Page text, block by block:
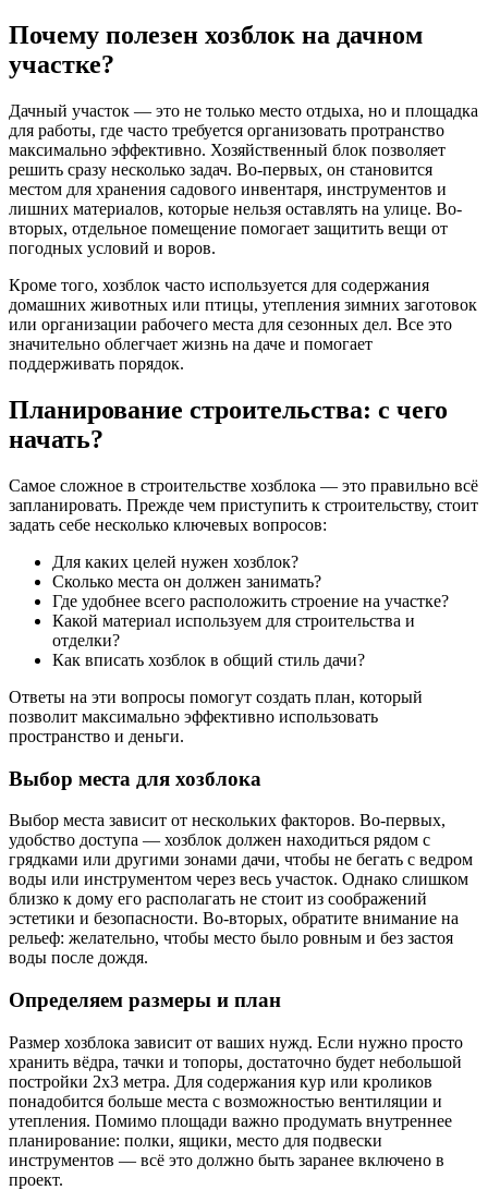
Почему полезен хозблок на дачном
участке?
Дачный участок — это не только место отдыха, но и площадка
для работы, где часто требуется организовать протранство
максимально эффективно. Хозяйственный блок позволяет
решить сразу несколько задач. Во-первых, он становится
местом для хранения садового инвентаря, инструментов и
лишних материалов, которые нельзя оставлять на улице. Во-
вторых, отдельное помещение помогает защитить вещи от
погодных условий и воров.
Кроме того, хозблок часто используется для содержания
домашних животных или птицы, утепления зимних заготовок
или организации рабочего места для сезонных дел. Все это
значительно облегчает жизнь на даче и помогает
поддерживать порядок.
Планирование строительства: с чего
начать?
Самое сложное в строительстве хозблока — это правильно всё
запланировать. Прежде чем приступить к строительству, стоит
задать себе несколько ключевых вопросов:
Для каких целей нужен хозблок?
Сколько места он должен занимать?
Где удобнее всего расположить строение на участке?
Какой материал используем для строительства и
отделки?
Как вписать хозблок в общий стиль дачи?
Ответы на эти вопросы помогут создать план, который
позволит максимально эффективно использовать
пространство и деньги.
Выбор места для хозблока
Выбор места зависит от нескольких факторов. Во-первых,
удобство доступа — хозблок должен находиться рядом с
грядками или другими зонами дачи, чтобы не бегать с ведром
воды или инструментом через весь участок. Однако слишком
близко к дому его располагать не стоит из соображений
эстетики и безопасности. Во-вторых, обратите внимание на
рельеф: желательно, чтобы место было ровным и без застоя
воды после дождя.
Определяем размеры и план
Размер хозблока зависит от ваших нужд. Если нужно просто
хранить вёдра, тачки и топоры, достаточно будет небольшой
постройки 2х3 метра. Для содержания кур или кроликов
понадобится больше места с возможностью вентиляции и
утепления. Помимо площади важно продумать внутреннее
планирование: полки, ящики, место для подвески
инструментов — всё это должно быть заранее включено в
проект.